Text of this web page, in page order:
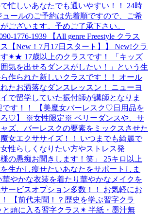
忙しいあなたでも通いやすい！！ 24時
ールのご予約は先着順ですので、ご希
ございます。予めご了承下さい。
1776-1939 【All genre Freestyle クラス
【New！7月17日スタート】】 New!クラ
✴︎★ 17歳以上のクラスです！ 「キッズ
気を出せるダンスがしたい！」という生
作られた新しいクラスです！！ オール
たお洒落なダンスレッスン！ ニューヨ
で留学していた振付師が講師となりま
です！！ 【美魔女バーレスク♡日用品を
ろ♡】 ※女性限定※ ベリーダンスや、サ
ズ、バーレスクの要素をミックスさせた
女エクササイズ！！ いつまでも綺麗で
性らしくなりたい方やストレス発
の愚痴お聞きします！笑」 25キロ以上
生かし痩せたいあなたをサポートしま
やかな衣装を着たり華やかなメイクを
ービスオプション多数！！ お気軽にお
【前代未聞！？歴史を学ぶ習字クラ
と頭に入る習字クラス✴︎ 半紙・墨汁無